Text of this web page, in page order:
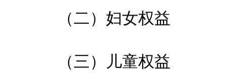
（二）妇女权益
（三）儿童权益